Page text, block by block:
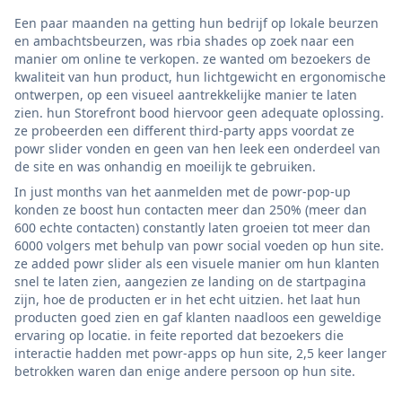
Een paar maanden na getting hun bedrijf op lokale beurzen
en ambachtsbeurzen, was rbia shades op zoek naar een
manier om online te verkopen. ze wanted om bezoekers de
kwaliteit van hun product, hun lichtgewicht en ergonomische
ontwerpen, op een visueel aantrekkelijke manier te laten
zien. hun Storefront bood hiervoor geen adequate oplossing.
ze probeerden een different third-party apps voordat ze
powr slider vonden en geen van hen leek een onderdeel van
de site en was onhandig en moeilijk te gebruiken.
In just months van het aanmelden met de powr-pop-up
konden ze boost hun contacten meer dan 250% (meer dan
600 echte contacten) constantly laten groeien tot meer dan
6000 volgers met behulp van powr social voeden op hun site.
ze added powr slider als een visuele manier om hun klanten
snel te laten zien, aangezien ze landing on de startpagina
zijn, hoe de producten er in het echt uitzien. het laat hun
producten goed zien en gaf klanten naadloos een geweldige
ervaring op locatie. in feite reported dat bezoekers die
interactie hadden met powr-apps op hun site, 2,5 keer langer
betrokken waren dan enige andere persoon op hun site.